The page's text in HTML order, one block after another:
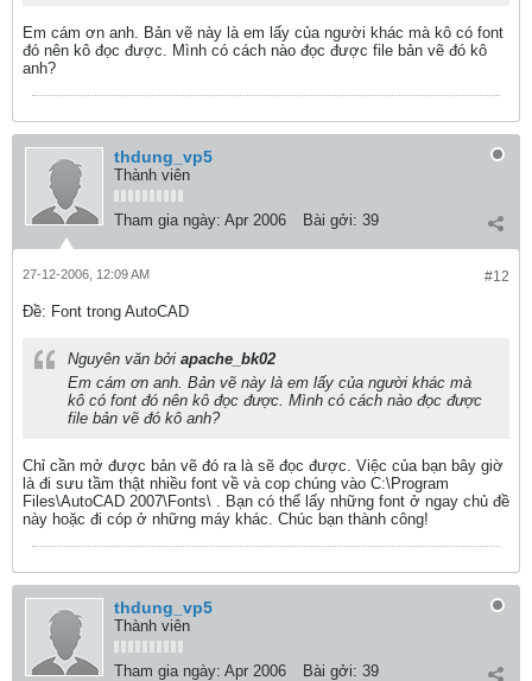
Em cám ơn anh. Bản vẽ này là em lấy của người khác mà kô có font
đó nên kô đọc được. Mình có cách nào đọc được file bản vẽ đó kô
anh?
thdung_vp5
Thành viên
Tham gia ngày: Apr 2006 Bài gởi: 39
#12
27-12-2006, 12:09 AM
Ðề: Font trong AutoCAD
Nguyên văn bởi apache_bk02
Em cám ơn anh. Bản vẽ này là em lấy của người khác mà
kô có font đó nên kô đọc được. Mình có cách nào đọc được
file bản vẽ đó kô anh?
Chỉ cần mở được bản vẽ đó ra là sẽ đọc được. Việc của bạn bây giờ
là đi sưu tầm thật nhiều font về và cop chúng vào C:\Program
Files\AutoCAD 2007\Fonts\ . Bạn có thể lấy những font ở ngay chủ đề
này hoặc đi cóp ở những máy khác. Chúc bạn thành công!
thdung_vp5
Thành viên
Tham gia ngày: Apr 2006 Bài gởi: 39